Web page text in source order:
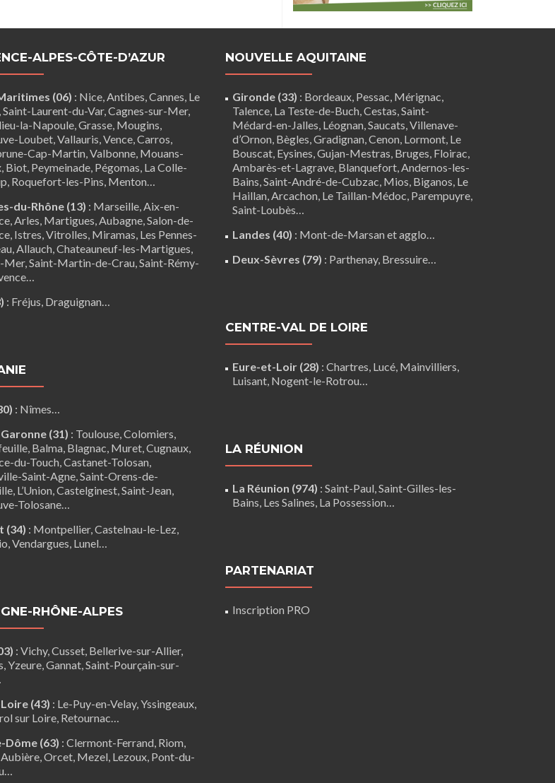
ALPES-CÔTE-D’AZUR
(06) : Nice,Antibes,Cannes, Le
,Saint-Laurent-du-Var,Cagnes-sur-Mer,
la-Napoule,Grasse, Mougins,
Loubet,Vallauris,Vence,Carros,
Cap-Martin,Valbonne, Mouans-
, Biot, Peymeinade, Pégomas, La Colle-
Roquefort-les-Pins, Menton…
du-Rhône (13) : Marseille,Aix-en-
,Arles, Martigues,Aubagne,Salon-de-
, Istres,Vitrolles, Miramas, Les Pennes-
,Allauch,Chateauneuf-les-Martigues,
Mer,Saint-Martin-de-Crau,Saint-Rémy-
…
: Fréjus, Draguignan…
: Nîmes…
(31) : Toulouse,Colomiers,
, Balma, Blagnac, Muret,Cugnaux,
du-Touch,Castanet-Tolosan,
Saint-Agne,Saint-Orens-de-
, L’Union,Castelginest,Saint-Jean,
Tolosane…
(34) : Montpellier,Castelnau-le-Lez,
,Vendargues, Lunel…
RHÔNE-ALPES
: Vichy, Cusset, Bellerive-sur-Allier,
, Yzeure, Gannat,Saint-Pourçain-sur-
(43) : Le-Puy-en-Velay,Yssingeaux,
sur Loire, Retournac…
Dôme (63) : Clermont-Ferrand, Riom,
Aubière,Orcet, Mezel, Lezoux, Pont-du-
…
NOUVELLE AQUITAINE
Gironde (33) : Bordeaux, Pessac, Mérignac,
Talence, La Teste-de-Buch,Cestas,Saint-
Médard-en-Jalles, Léognan,Saucats,Villenave-
d’Ornon, Bègles,Gradignan,Cenon, Lormont, Le
Bouscat, Eysines, Gujan-Mestras, Bruges, Floirac,
Ambarès-et-Lagrave, Blanquefort,Andernos-les-
Bains, Saint-André-de-Cubzac, Mios, Biganos, Le
Haillan,Arcachon, Le Taillan-Médoc, Parempuyre,
Saint-Loubès…
Landes (40) : Mont-de-Marsan et agglo…
Deux-Sèvres (79) : Parthenay, Bressuire…
CENTRE-VAL DE LOIRE
Eure-et-Loir (28) : Chartres, Lucé, Mainvilliers,
Luisant, Nogent-le-Rotrou…
LA RÉUNION
La Réunion (974) : Saint-Paul,Saint-Gilles-les-
Bains, Les Salines, La Possession…
PARTENARIAT
Inscription PRO